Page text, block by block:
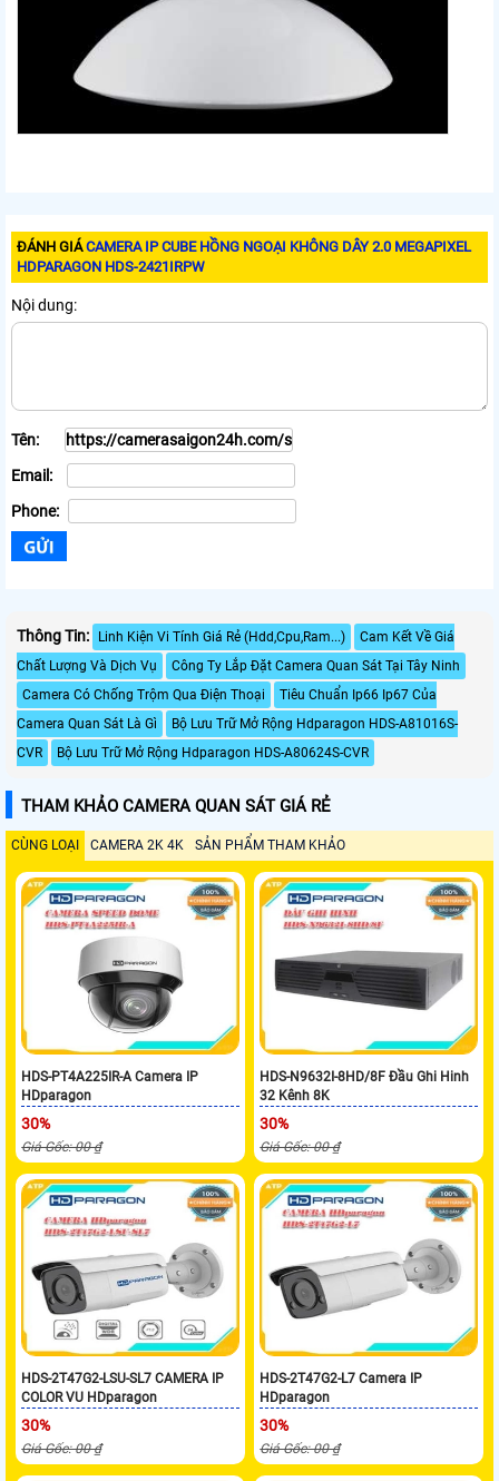
ĐÁNH GIÁCAMERA IP CUBE HỒNG NGOẠI KHÔNG DÂY 2.0 MEGAPIXEL
HDPARAGON HDS-2421IRPW
Nội dung:
Tên:
Email:
Phone:
Thông Tin: Linh Kiện Vi Tính Giá Rẻ (Hdd,Cpu,Ram...)
Cam Kết Về Giá
Chất Lượng Và Dịch Vụ
Công Ty Lắp Đặt Camera Quan Sát Tại Tây Ninh
Camera Có Chống Trộm Qua Điện Thoại
Tiêu Chuẩn Ip66 Ip67 Của
Camera Quan Sát Là Gì
Bộ Lưu Trữ Mở Rộng Hdparagon HDS-A81016S-
CVR
Bộ Lưu Trữ Mở Rộng Hdparagon HDS-A80624S-CVR
THAM KHẢO CAMERA QUAN SÁT GIÁ RẺ
CÙNG LOẠI CAMERA 2K 4K SẢN PHẨM THAM KHẢO
HDS-PT4A225IR-A Camera IP
HDparagon
30%
Giá Gốc: 00 ₫
HDS-N9632I-8HD/8F Đầu Ghi Hinh
32 Kênh 8K
30%
Giá Gốc: 00 ₫
HDS-2T47G2-LSU-SL7 CAMERA IP
COLOR VU HDparagon
30%
Giá Gốc: 00 ₫
HDS-2T47G2-L7 Camera IP
HDparagon
30%
Giá Gốc: 00 ₫